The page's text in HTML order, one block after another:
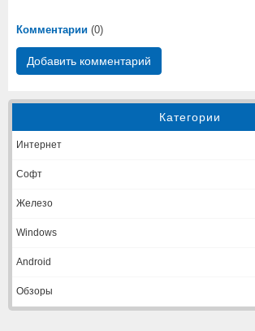
Категории
Интернет
Софт
Железо
Windows
Android
Обзоры
Комментарии (0)
Добавить комментарий